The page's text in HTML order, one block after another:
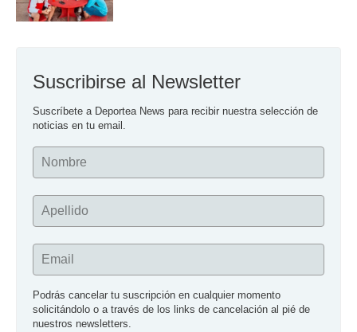
Suscribirse al Newsletter
Suscríbete a Deportea News para recibir nuestra selección de
noticias en tu email.
Nombre
Apellido
Email
Podrás cancelar tu suscripción en cualquier momento
solicitándolo o a través de los links de cancelación al pié de
nuestros newsletters.